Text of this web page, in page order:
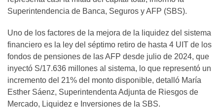
Superintendencia de Banca, Seguros y AFP (SBS).
Uno de los factores de la mejora de la liquidez del sistema
financiero es la ley del séptimo retiro de hasta 4 UIT de los
fondos de pensiones de las AFP desde julio de 2024, que
inyectó S/17.636 millones al sistema, lo que representó un
incremento del 21% del monto disponible, detalló María
Esther Sáenz, Superintendenta Adjunta de Riesgos de
Mercado, Liquidez e Inversiones de la SBS.